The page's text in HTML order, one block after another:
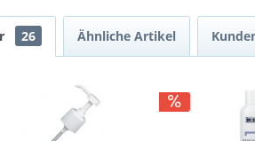
26 Ähnliche Artikel